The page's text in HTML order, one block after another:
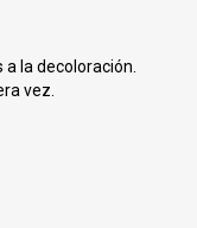
la decoloración.
vez.